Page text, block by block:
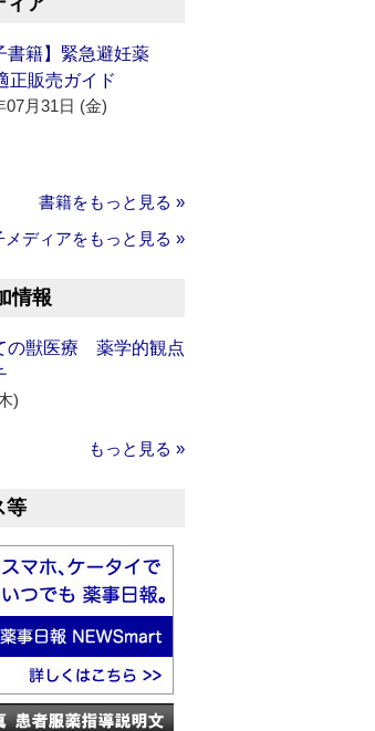
書籍】緊急避妊薬
正販売ガイド
07月31日 (金)
書籍をもっと見る »
メディアをもっと見る »
情報
の獣医療 薬学的観点
)
もっと見る »
等